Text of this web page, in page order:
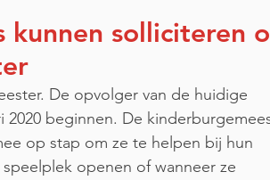
kunnen solliciteren
2020 beginnen. De
op stap om ze te helpen bij hun
openen of wanneer ze